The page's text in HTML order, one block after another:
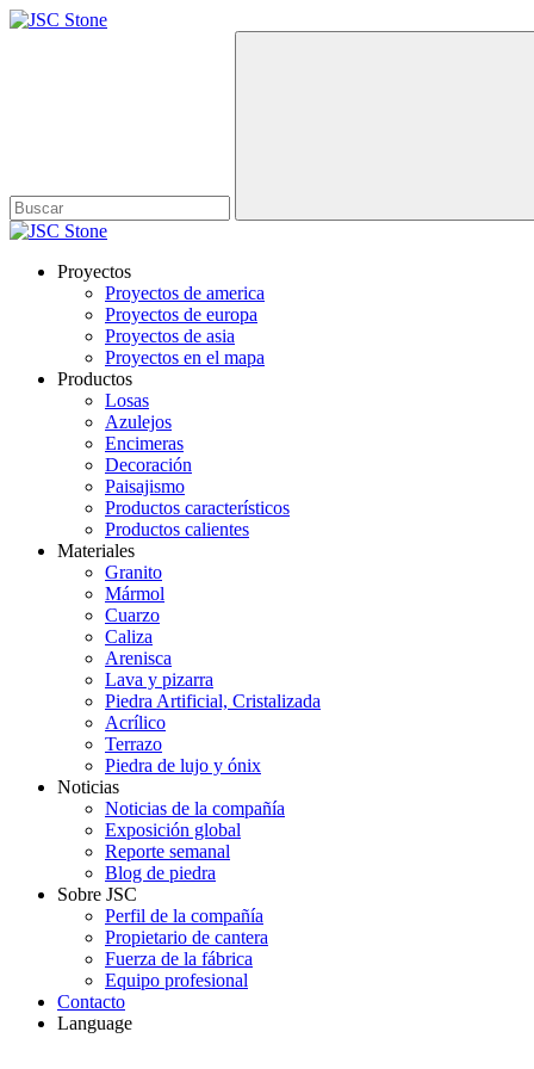
Proyectos
Proyectos de america
Proyectos de europa
Proyectos de asia
Proyectos en el mapa
Productos
Losas
Azulejos
Encimeras
Decoración
Paisajismo
Productos característicos
Productos calientes
Materiales
Granito
Mármol
Cuarzo
Caliza
Arenisca
Lava y pizarra
Piedra Artificial, Cristalizada
Acrílico
Terrazo
Piedra de lujo y ónix
Noticias
Noticias de la compañía
Exposición global
Reporte semanal
Blog de piedra
Sobre JSC
Perfil de la compañía
Propietario de cantera
Fuerza de la fábrica
Equipo profesional
Contacto
Language